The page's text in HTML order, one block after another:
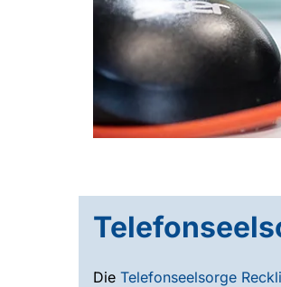
Die Telefonseelsorge